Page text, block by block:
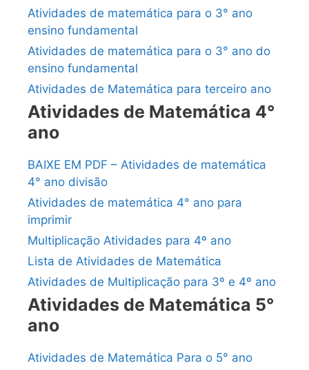
Atividades de matemática para o 3° ano
ensino fundamental
Atividades de matemática para o 3° ano do
ensino fundamental
Atividades de Matemática para terceiro ano
Atividades de Matemática 4°
ano
BAIXE EM PDF – Atividades de matemática
4° ano divisão
Atividades de matemática 4° ano para
imprimir
Multiplicação Atividades para 4º ano
Lista de Atividades de Matemática
Atividades de Multiplicação para 3º e 4º ano
Atividades de Matemática 5°
ano
Atividades de Matemática Para o 5° ano